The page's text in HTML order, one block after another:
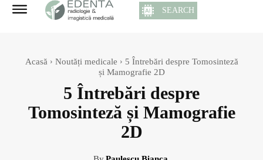
SEARCH
Acasă Noutăți medicale
5 Întrebări despre Tomosinteză
și Mamografie 2D
5 Întrebări despre
Tomosinteză și Mamografie
2D